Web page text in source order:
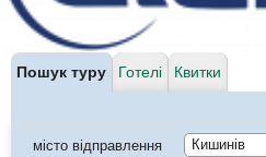
Пошук туру Готелі Квитки
місто відправлення
Кишинів